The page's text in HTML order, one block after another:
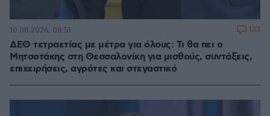
ΔΕΘ τετραετίας με μέτρα για όλους: Τι θα πει ο
Μητσοτάκης στη Θεσσαλονίκη για μισθούς, συντάξεις,
επιχειρήσεις, αγρότες και στεγαστικό
10.08.2026, 08:51 133